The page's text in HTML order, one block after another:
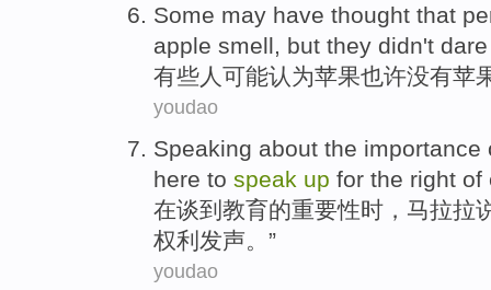
Some may have thought that
apple smell, but they didn't
有些人可能认为苹果也许没有苹
youdao
Speaking about the
here to speak up for the right of
在谈到教育的重要性时，马拉拉
权利发声。”
youdao